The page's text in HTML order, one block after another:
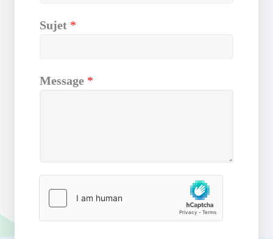
Sujet *
Message *